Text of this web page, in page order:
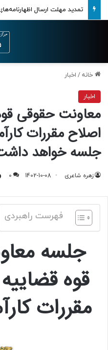
تمدید مهلت ارسال اظهارنامه‌های
خانه / اخبار
اخبار
معاونت حقوقی
اصلاح مقررات
جلسه خواهد
زهره شاعری 1402-10-08
0
فهرست راهبردی
جلسه
قوه
مقررات